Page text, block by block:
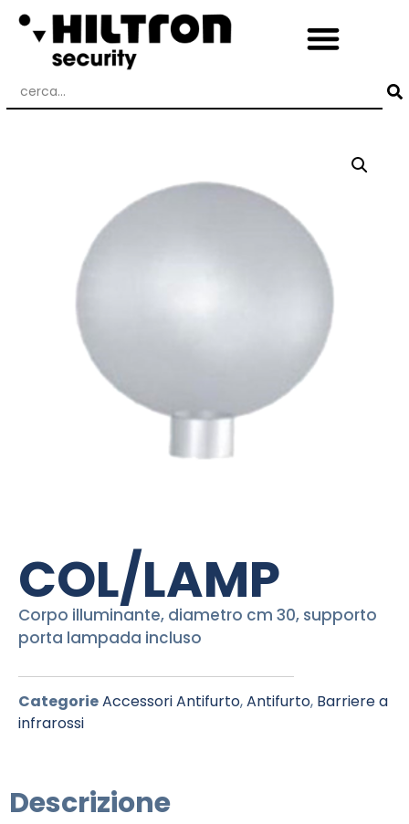
COL/LAMP
Corpo illuminante, diametro cm 30, supporto
porta lampada incluso
CategorieAccessori Antifurto,Antifurto, Barriere a
infrarossi
Descrizione